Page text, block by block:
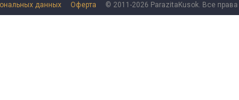
данных Оферта © 2011-2026 ParazitaKusok. Все